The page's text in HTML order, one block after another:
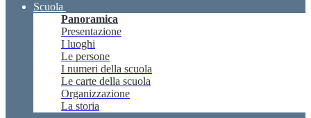
Scuola
Panoramica
Presentazione
I luoghi
Le persone
I numeri della scuola
Le carte della scuola
Organizzazione
La storia